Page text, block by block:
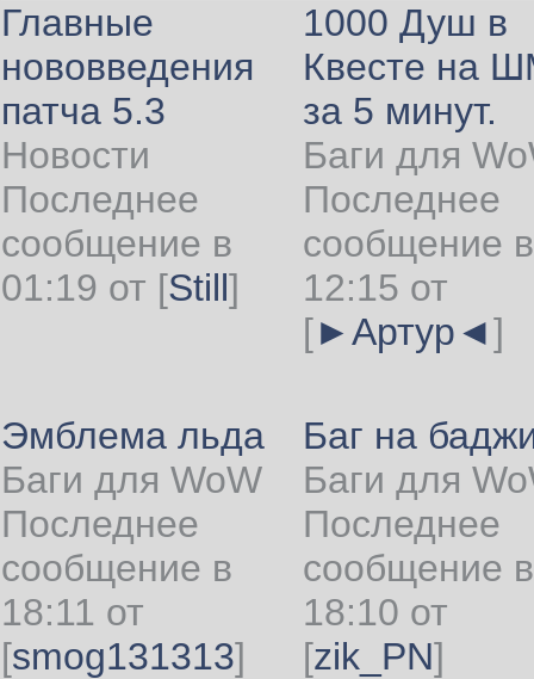
Главные
нововведения
патча 5.3
Новости
Последнее
сообщение в
01:19 от [Still]
1000 Душ в
Квесте на
за 5 минут.
Баги для
Последнее
сообщение в
12:15 от
[►Артур◄]
Эмблема льда
Баги для WoW
Последнее
сообщение в
18:11 от
[smog131313]
Баг на
Баги для
Последнее
сообщение в
18:10 от
[zik_PN]